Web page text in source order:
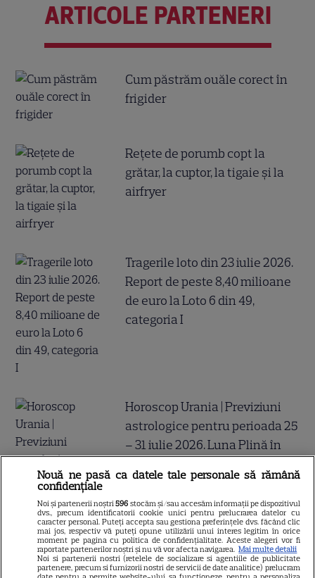
ARTICOLE PARTENERI
Cum păstrăm ouăle corect în
frigider
Reţete de porumb copt la
grătar, la cuptor, la tigaie şi la
airfryer
Tragerile loto din 23 iulie 2026.
Report de peste 8,40 milioane
de euro la Loto 6 din 49,
categoria I
Horoscop Urania | Previziuni
astrologice pentru perioada 25
– 31 iulie 2026. Luna Plină în
Nouă ne pasă ca datele tale personale să rămână
confidențiale
Noi și partenerii noștri596 stocăm și/sau accesăm informații pe dispozitivul
dvs., precum identificatorii cookie unici pentru prelucrarea datelor cu
caracter personal. Puteți accepta sau gestiona preferințele dvs. făcând clic
mai jos, respectiv vă puteți opune utilizării unui interes legitim în orice
moment pe pagina cu politica de confidențialitate. Aceste alegeri vor fi
raportate partenerilor noștri și nu vă vor afecta navigarea. Mai multe detalii
Noi si partenerii nostri (retelele de socializare si agentiile de publicitate
partenere, precum si furnizorii nostri de servicii de date analitice) prelucram